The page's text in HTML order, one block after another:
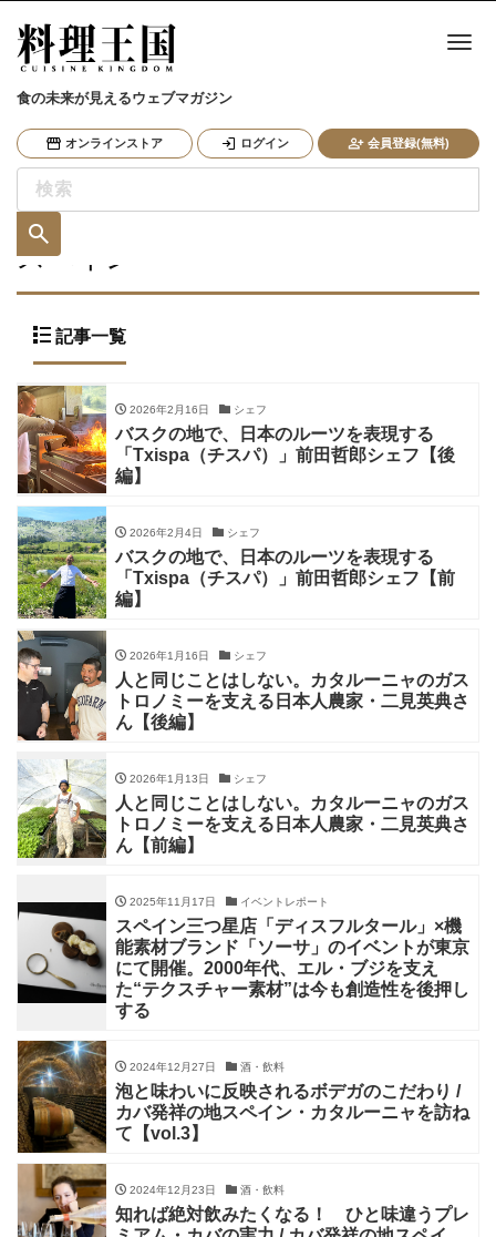
食の未来が見えるウェブマガジン
オンラインストア ログイン 会員登録(無料)
ナ
スペイン
記事一覧
2026年2月16日 シェフ
バスクの地で、日本のルーツを表現する
「Txispa（チスパ）」前田哲郎シェフ【後
編】
2026年2月4日 シェフ
バスクの地で、日本のルーツを表現する
「Txispa（チスパ）」前田哲郎シェフ【前
編】
2026年1月16日 シェフ
人と同じことはしない。カタルーニャのガス
トロノミーを支える日本人農家・二見英典さ
ん【後編】
2026年1月13日 シェフ
人と同じことはしない。カタルーニャのガス
トロノミーを支える日本人農家・二見英典さ
ん【前編】
2025年11月17日 イベントレポート
スペイン三つ星店「ディスフルタール」×機
能素材ブランド「ソーサ」のイベントが東京
にて開催。2000年代、エル・ブジを支え
た“テクスチャー素材”は今も創造性を後押し
する
2024年12月27日 酒・飲料
泡と味わいに反映されるボデガのこだわり /
カバ発祥の地スペイン・カタルーニャを訪ね
て【vol.3】
2024年12月23日 酒・飲料
知れば絶対飲みたくなる！ ひと味違うプレ